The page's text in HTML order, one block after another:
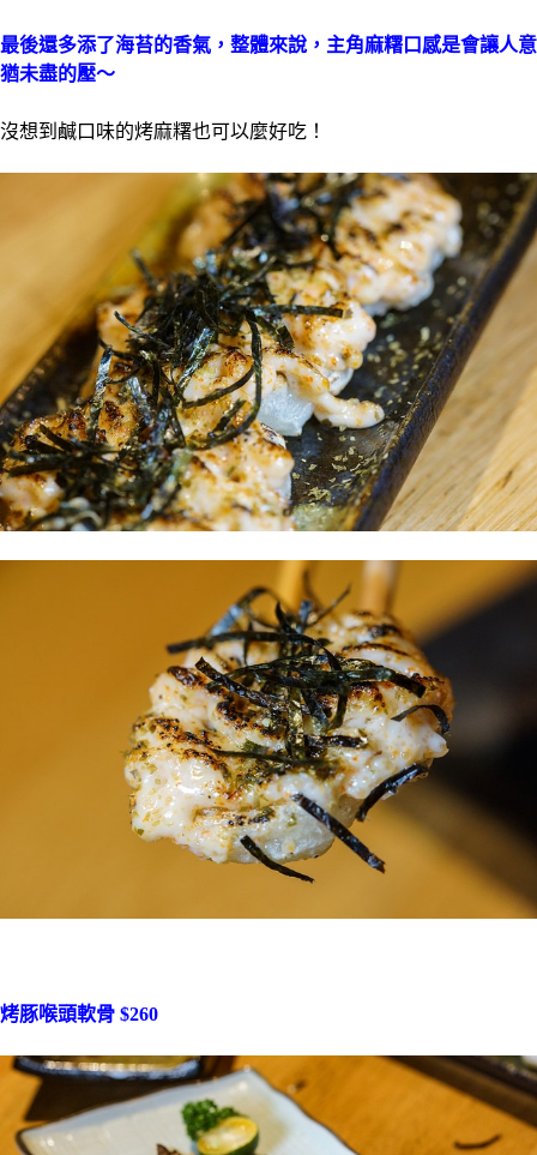
最後還多添了海苔的香氣，整體來說，主角麻糬口感是會讓人意
猶未盡的壓～
沒想到鹹口味的烤麻糬也可以麼好吃！
烤豚喉頭軟骨 $260